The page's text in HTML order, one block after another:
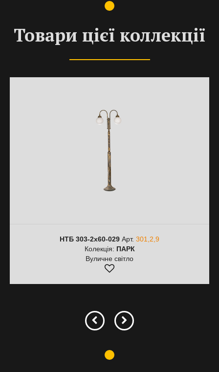
Товари цієї коллекції
НТБ 303-2х60-029 Арт. 301,2,9
Колекція: ПАРК
Вуличне світло